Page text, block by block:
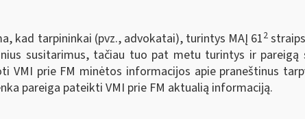
kad tarpininkai (pvz., advokatai), turintys MAĮ 612
susitarimus, tačiau tuo pat metu turintys ir
VMI prie FM minėtos informacijos apie praneštinus
pareiga pateikti VMI prie FM aktualią informaciją.